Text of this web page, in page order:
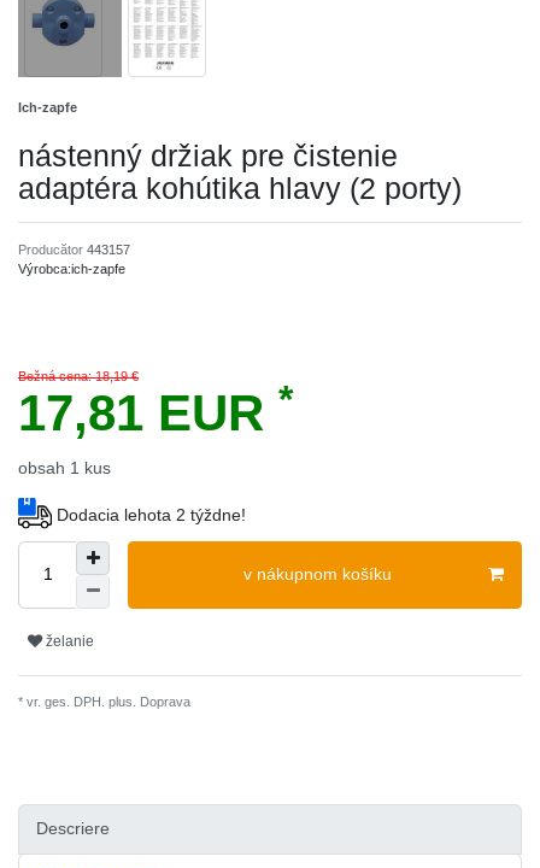
Ich-zapfe
nástenný držiak pre čistenie
adaptéra kohútika hlavy (2 porty)
Producător 443157
Výrobca:ich-zapfe
Bežná cena: 18,19 €
17,81 EUR *
obsah 1 kus
Dodacia lehota 2 týždne!
v nákupnom košíku
želanie
* vr. ges. DPH. plus. Doprava
Descriere